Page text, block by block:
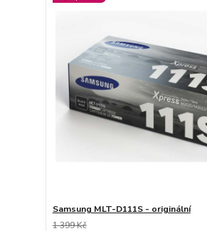
Samsung MLT-D111S - originální
1 399 Kč